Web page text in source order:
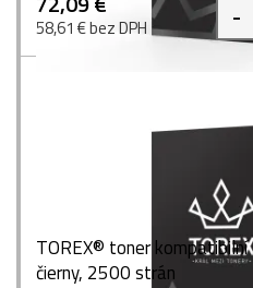
58,61 € bez DPH -
TOREX® toner
čierny, 2500 strán